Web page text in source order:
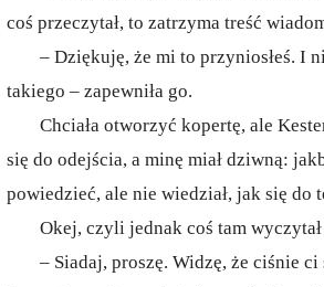
coś przeczytał, to zatrzyma treść
– Dziękuję, że mi to przyniosłeś. I
takiego – zapewniła go.
Chciała otworzyć kopertę, ale
się do odejścia, a minę miał dziwną:
powiedzieć, ale nie wiedział, jak się do
Okej, czyli jednak coś tam
– Siadaj, proszę. Widzę, że ciśnie ci